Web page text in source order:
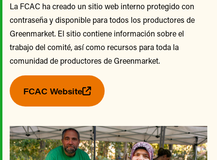
La FCAC ha creado un sitio web interno protegido con
contraseña y disponible para todos los productores de
Greenmarket. El sitio contiene información sobre el
trabajo del comité, así como recursos para toda la
comunidad de productores de Greenmarket.
FCAC Website